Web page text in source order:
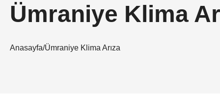
Ümraniye Klima
Anasayfa/Ümraniye Klima Arıza